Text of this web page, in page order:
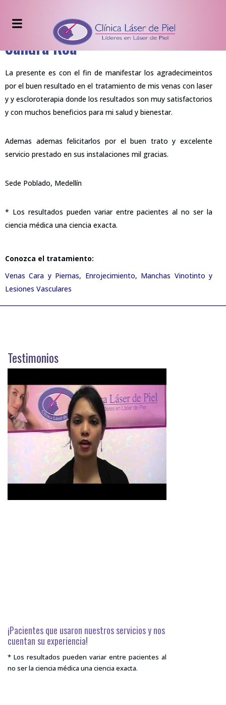
Sandra Roa
La presente es con el fin de manifestar los agradecimeintos
por el buen resultado en el tratamiento de mis venas con laser
y y escloroterapia donde los resultados son muy satisfactorios
y con muchos beneficios para mi salud y bienestar.
Ademas ademas felicitarlos por el buen trato y excelente
servicio prestado en sus instalaciones mil gracias.
Sede Poblado, Medellín
* Los resultados pueden variar entre pacientes al no ser la
ciencia médica una ciencia exacta.
Conozca el tratamiento:
Venas Cara y Piernas, Enrojecimiento, Manchas Vinotinto y
Lesiones Vasculares
Testimonios
¡Pacientes que usaron nuestros servicios y nos
cuentan su experiencia!
* Los resultados pueden variar entre pacientes al
no ser la ciencia médica una ciencia exacta.